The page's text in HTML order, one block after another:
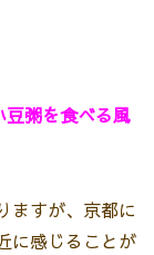
粥を食べる風
ますが、京都に
に感じることが